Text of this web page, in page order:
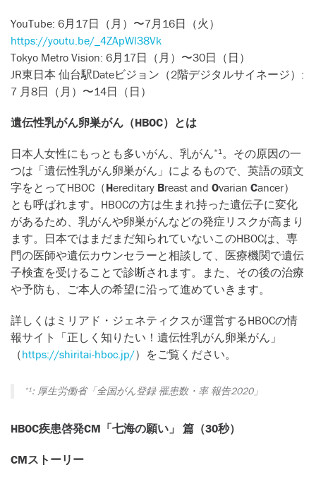
YouTube: 6月17日（月）〜7月16日（火）
https://youtu.be/_4ZApWl38Vk
Tokyo Metro Vision: 6月17日（月）〜30日（日）
JR東日本 仙台駅Dateビジョン（2階デジタルサイネージ）:
7 月8日（月）〜14日（日）
遺伝性乳がん卵巣がん（HBOC）とは
日本人女性にもっとも多いがん、乳がん*1。その原因の一
つは「遺伝性乳がん卵巣がん」によるもので、英語の頭文
字をとってHBOC（Hereditary Breast and Ovarian Cancer）
とも呼ばれます。HBOCの方は生まれ持った遺伝子に変化
があるため、乳がんや卵巣がんなどの発症リスクが高まり
ます。日本ではまだまだ知られていないこのHBOCは、専
門の医師や遺伝カウンセラーと相談して、医療機関で遺伝
子検査を受けることで診断されます。また、その後の治療
や予防も、ご本人の希望に沿って進めていきます。
詳しくはミリアド・ジェネティクスが運営するHBOCの情
報サイト「正しく知りたい！遺伝性乳がん卵巣がん」
（https://shiritai-hboc.jp/）をご覧ください。
*1: 厚生労働省「全国がん登録 罹患数・率 報告2020」
HBOC疾患啓発CM「七海の願い」 篇（30秒）
CMストーリー